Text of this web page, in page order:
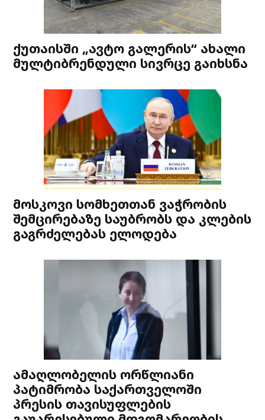
ქუთაისში „ავტო გალერის“ ახალი
მულტიბრენდული სივრცე გაიხსნა
მოსკოვი სომხეთთან ვაჭრობის
შემცირებაზე საუბრობს და კლების
გაგრძელებას ელოდება
ამაღლობელის ორწლიანი
პატიმრობა საქართველოში
პრესის თავისუფლების